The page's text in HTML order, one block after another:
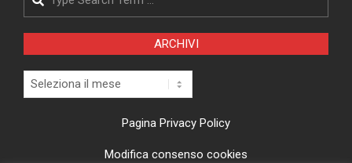
ARCHIVI
Archivi
Pagina Privacy Policy
Modifica consenso cookies